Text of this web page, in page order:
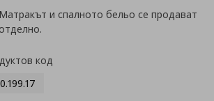
Матракът и спалното бельо се продават
код